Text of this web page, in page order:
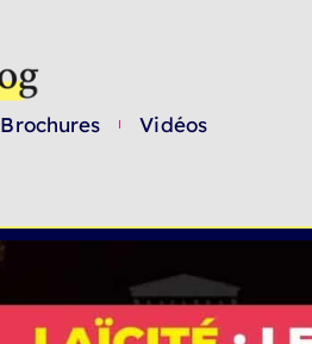
Brochures Vidéos